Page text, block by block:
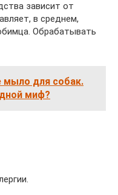
зависит от
в среднем,
Обрабатывать
мыло для собак.
миф?